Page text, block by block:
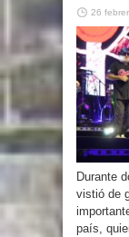
26
Durante
vistió de
país,